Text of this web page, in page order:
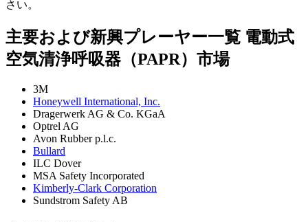
さい。
主要および新興プレーヤー一覧 電動式
空気清浄呼吸器（PAPR）市場
3M
Honeywell International, Inc.
Dragerwerk AG & Co. KGaA
Optrel AG
Avon Rubber p.l.c.
Bullard
ILC Dover
MSA Safety Incorporated
Kimberly-Clark Corporation
Sundstrom Safety AB